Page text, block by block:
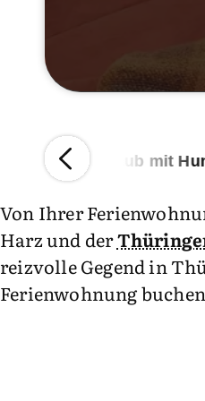
Urlaub mit
Von Ihrer
Harz und der
reizvolle Gegend in
Ferienwohnung